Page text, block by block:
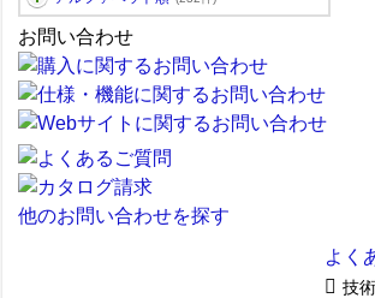
お問い合わせ
他のお問い合わせを探す
よく
技